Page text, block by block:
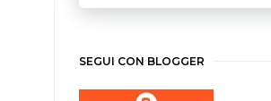
SEGUI CON BLOGGER